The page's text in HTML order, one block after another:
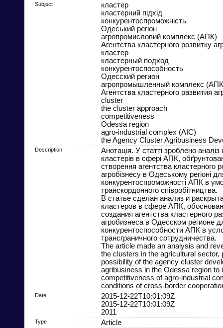
Subject
кластер
кластерний підхід
конкурентоспроможність
Одеський регіон
агропромисловий комплекс (АПК)
Агентства кластерного розвитку
кластер
кластерный подход
конкурентоспособность
Одесский регион
агропромышленный комплекс
Агентства кластерного развития
cluster
the cluster approach
competitiveness
Odessa region
agro-industrial complex (AIC)
the Agency Cluster Agribusiness
Description
Анотація. У статті зроблено аналіз
кластерів в сфері АПК,
створення агентства кластерного
агробізнесу в Одеському регіоні
конкурентоспроможності АПК в
транскордонного співробітництва.
В статье сделан анализ и
кластеров в сфере АПК,
создания агентства кластерного
агробизнеса в Одесском регионе
конкурентоспособности АПК в
трансграничного сотрудничества.
The article made an analysis and
the clusters in the agricultural sector,
possibility of the agency cluster
agribusiness in the Odessa region to
competitiveness of agro-industrial
conditions of cross-border
Date
2015-12-22T10:01:09Z
2015-12-22T10:01:09Z
2011
Type Article